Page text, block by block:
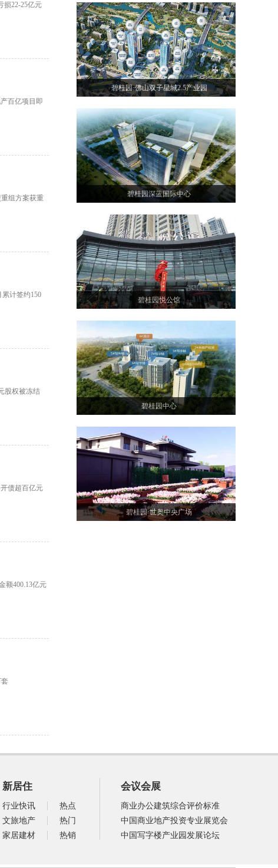
损22-25亿元
百亿项目即
组方案获重
计签约150
股权被冻结
债超百亿元
额400.13亿元
碧桂园·佛山双子星城2.5产业园
碧桂园深蓝国际中心
碧桂园悦公馆
碧桂园中心
碧桂园·世奥中央广场
新居住
行业快讯
热点
文旅地产
热门
家居建材
热销
会议会展
商业办公建筑综合评价标准
中国商业地产投资专业展览会
中国写字楼产业园发展论坛